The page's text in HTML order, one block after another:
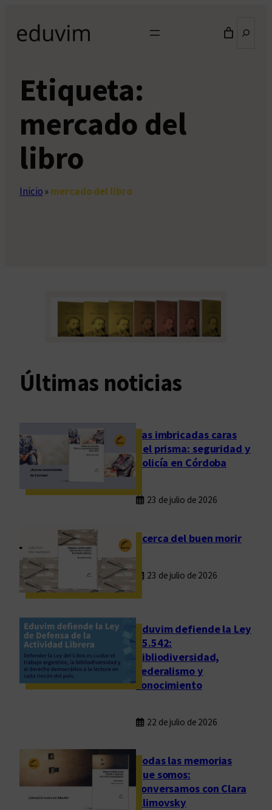
contenido
Etiqueta:
mercado del
libro
Inicio»mercado del libro
Últimas noticias
Las imbricadas caras
del prisma: seguridad y
policía en Córdoba
23 de julio de 2026
Acerca del buen morir
23 de julio de 2026
Eduvim defiende la Ley
25.542:
bibliodiversidad,
federalismo y
conocimiento
22 de julio de 2026
Todas las memorias
que somos:
conversamos con Clara
Klimovsky